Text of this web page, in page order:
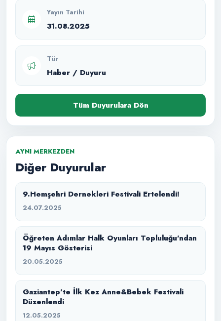
Yayın Tarihi
31.08.2025
Tür
Haber / Duyuru
Tüm Duyurulara Dön
AYNI MERKEZDEN
Diğer Duyurular
9.Hemşehri Dernekleri Festivali Ertelendi!
24.07.2025
Öğreten Adımlar Halk Oyunları Topluluğu’ndan
19 Mayıs Gösterisi
20.05.2025
Gaziantep’te İlk Kez Anne&Bebek Festivali
Düzenlendi
12.05.2025